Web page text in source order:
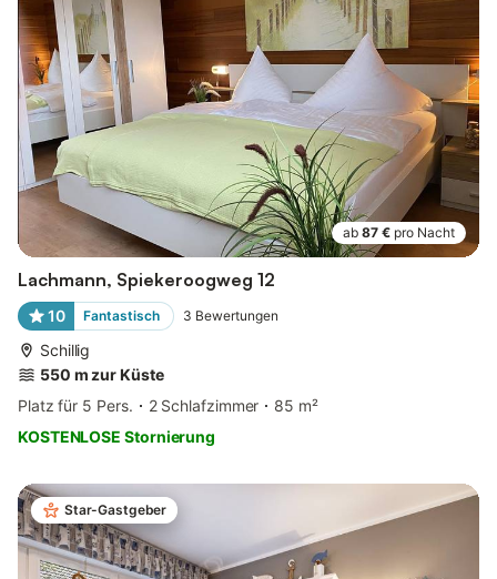
ab 87 € pro Nacht
Lachmann, Spiekeroogweg 12
10 Fantastisch 3 Bewertungen
Schillig
550 m zur Küste
Platz für 5 Pers.
2 Schlafzimmer
85 m²
KOSTENLOSE Stornierung
Star-Gastgeber